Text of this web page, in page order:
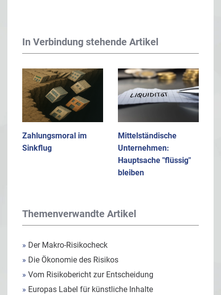
In Verbindung stehende Artikel
Zahlungsmoral im
Sinkflug
Mittelständische
Unternehmen:
Hauptsache "flüssig"
bleiben
Themenverwandte Artikel
» Der Makro-Risikocheck
» Die Ökonomie des Risikos
» Vom Risikobericht zur Entscheidung
» Europas Label für künstliche Inhalte